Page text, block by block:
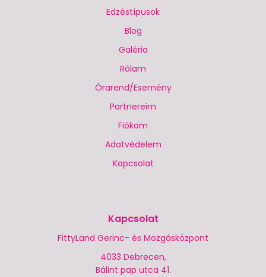
Edzéstípusok
Blog
Galéria
Rólam
Órarend/Esemény
Partnereim
Fiókom
Adatvédelem
Kapcsolat
Kapcsolat
FittyLand Gerinc- és Mozgásközpont
4033 Debrecen,
Bálint pap utca 41.